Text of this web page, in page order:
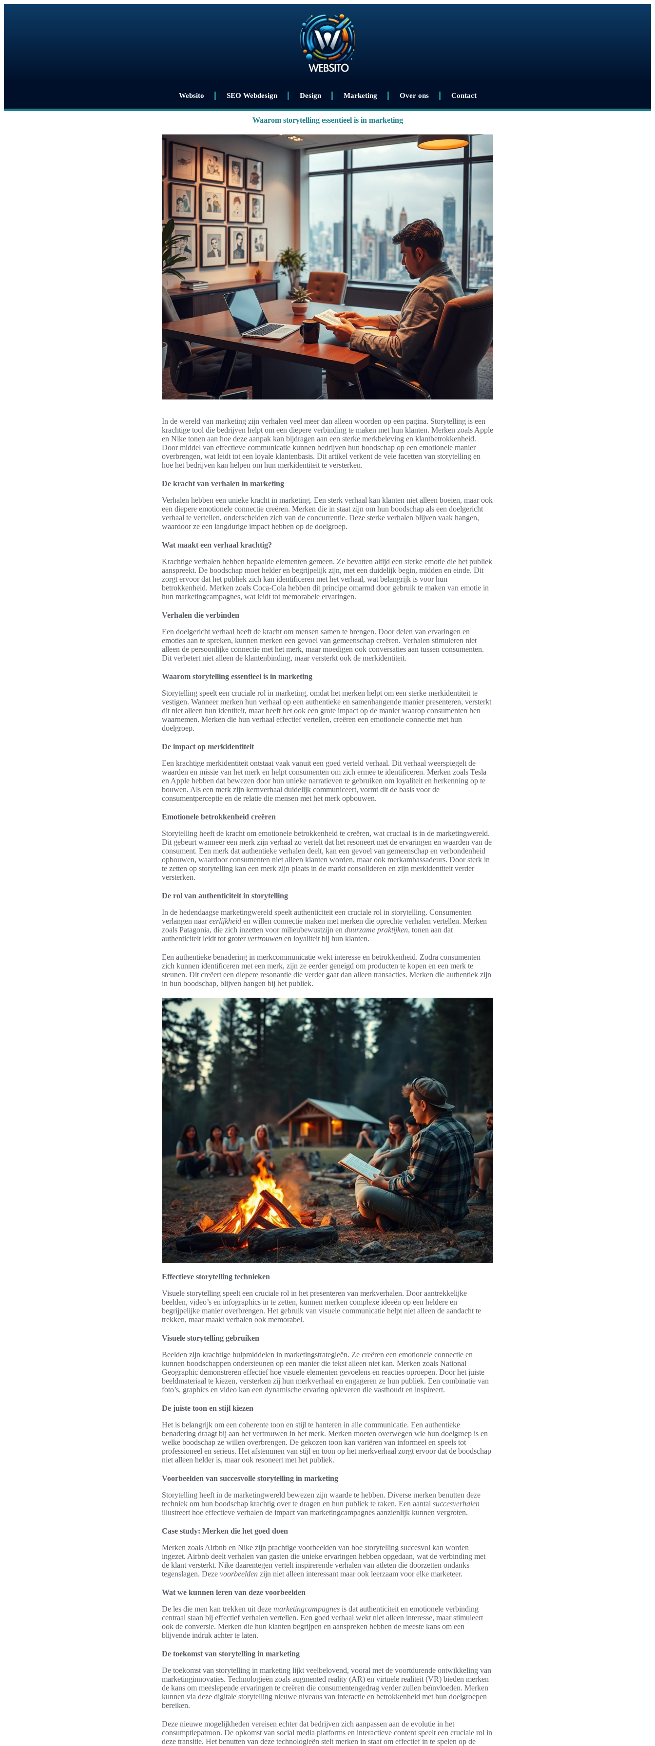
Websito SEO Webdesign Design Marketing Over ons Contact
Waarom storytelling essentieel is in marketing
In de wereld van marketing zijn verhalen veel meer dan alleen woorden op een pagina. Storytelling is een
krachtige tool die bedrijven helpt om een diepere verbinding te maken met hun klanten. Merken zoals Apple
en Nike tonen aan hoe deze aanpak kan bijdragen aan een sterke merkbeleving en klantbetrokkenheid.
Door middel van effectieve communicatie kunnen bedrijven hun boodschap op een emotionele manier
overbrengen, wat leidt tot een loyale klantenbasis. Dit artikel verkent de vele facetten van storytelling en
hoe het bedrijven kan helpen om hun merkidentiteit te versterken.
De kracht van verhalen in marketing
Verhalen hebben een unieke kracht in marketing. Een sterk verhaal kan klanten niet alleen boeien, maar ook
een diepere emotionele connectie creëren. Merken die in staat zijn om hun boodschap als een doelgericht
verhaal te vertellen, onderscheiden zich van de concurrentie. Deze sterke verhalen blijven vaak hangen,
waardoor ze een langdurige impact hebben op de doelgroep.
Wat maakt een verhaal krachtig?
Krachtige verhalen hebben bepaalde elementen gemeen. Ze bevatten altijd een sterke emotie die het publiek
aanspreekt. De boodschap moet helder en begrijpelijk zijn, met een duidelijk begin, midden en einde. Dit
zorgt ervoor dat het publiek zich kan identificeren met het verhaal, wat belangrijk is voor hun
betrokkenheid. Merken zoals Coca-Cola hebben dit principe omarmd door gebruik te maken van emotie in
hun marketingcampagnes, wat leidt tot memorabele ervaringen.
Verhalen die verbinden
Een doelgericht verhaal heeft de kracht om mensen samen te brengen. Door delen van ervaringen en
emoties aan te spreken, kunnen merken een gevoel van gemeenschap creëren. Verhalen stimuleren niet
alleen de persoonlijke connectie met het merk, maar moedigen ook conversaties aan tussen consumenten.
Dit verbetert niet alleen de klantenbinding, maar versterkt ook de merkidentiteit.
Waarom storytelling essentieel is in marketing
Storytelling speelt een cruciale rol in marketing, omdat het merken helpt om een sterke merkidentiteit te
vestigen. Wanneer merken hun verhaal op een authentieke en samenhangende manier presenteren, versterkt
dit niet alleen hun identiteit, maar heeft het ook een grote impact op de manier waarop consumenten hen
waarnemen. Merken die hun verhaal effectief vertellen, creëren een emotionele connectie met hun
doelgroep.
De impact op merkidentiteit
Een krachtige merkidentiteit ontstaat vaak vanuit een goed verteld verhaal. Dit verhaal weerspiegelt de
waarden en missie van het merk en helpt consumenten om zich ermee te identificeren. Merken zoals Tesla
en Apple hebben dat bewezen door hun unieke narratieven te gebruiken om loyaliteit en herkenning op te
bouwen. Als een merk zijn kernverhaal duidelijk communiceert, vormt dit de basis voor de
consumentperceptie en de relatie die mensen met het merk opbouwen.
Emotionele betrokkenheid creëren
Storytelling heeft de kracht om emotionele betrokkenheid te creëren, wat cruciaal is in de marketingwereld.
Dit gebeurt wanneer een merk zijn verhaal zo vertelt dat het resoneert met de ervaringen en waarden van de
consument. Een merk dat authentieke verhalen deelt, kan een gevoel van gemeenschap en verbondenheid
opbouwen, waardoor consumenten niet alleen klanten worden, maar ook merkambassadeurs. Door sterk in
te zetten op storytelling kan een merk zijn plaats in de markt consolideren en zijn merkidentiteit verder
versterken.
De rol van authenticiteit in storytelling
In de hedendaagse marketingwereld speelt authenticiteit een cruciale rol in storytelling. Consumenten
verlangen naareerlijkheid en willen connectie maken met merken die oprechte verhalen vertellen. Merken
zoals Patagonia, die zich inzetten voor milieubewustzijn en duurzame praktijken, tonen aan dat
authenticiteit leidt tot grotervertrouwen en loyaliteit bij hun klanten.
Een authentieke benadering in merkcommunicatie wekt interesse en betrokkenheid. Zodra consumenten
zich kunnen identificeren met een merk, zijn ze eerder geneigd om producten te kopen en een merk te
steunen. Dit creëert een diepere resonantie die verder gaat dan alleen transacties. Merken die authentiek zijn
in hun boodschap, blijven hangen bij het publiek.
Effectieve storytelling technieken
Visuele storytelling speelt een cruciale rol in het presenteren van merkverhalen. Door aantrekkelijke
beelden, video’s en infographics in te zetten, kunnen merken complexe ideeën op een heldere en
begrijpelijke manier overbrengen. Het gebruik van visuele communicatie helpt niet alleen de aandacht te
trekken, maar maakt verhalen ook memorabel.
Visuele storytelling gebruiken
Beelden zijn krachtige hulpmiddelen in marketingstrategieën. Ze creëren een emotionele connectie en
kunnen boodschappen ondersteunen op een manier die tekst alleen niet kan. Merken zoals National
Geographic demonstreren effectief hoe visuele elementen gevoelens en reacties oproepen. Door het juiste
beeldmateriaal te kiezen, versterken zij hun merkverhaal en engageren ze hun publiek. Een combinatie van
foto’s, graphics en video kan een dynamische ervaring opleveren die vasthoudt en inspireert.
De juiste toon en stijl kiezen
Het is belangrijk om een coherente toon en stijl te hanteren in alle communicatie. Een authentieke
benadering draagt bij aan het vertrouwen in het merk. Merken moeten overwegen wie hun doelgroep is en
welke boodschap ze willen overbrengen. De gekozen toon kan variëren van informeel en speels tot
professioneel en serieus. Het afstemmen van stijl en toon op het merkverhaal zorgt ervoor dat de boodschap
niet alleen helder is, maar ook resoneert met het publiek.
Voorbeelden van succesvolle storytelling in marketing
Storytelling heeft in de marketingwereld bewezen zijn waarde te hebben. Diverse merken benutten deze
techniek om hun boodschap krachtig over te dragen en hun publiek te raken. Een aantal succesverhalen
illustreert hoe effectieve verhalen de impact van marketingcampagnes aanzienlijk kunnen vergroten.
Case study: Merken die het goed doen
Merken zoals Airbnb en Nike zijn prachtige voorbeelden van hoe storytelling succesvol kan worden
ingezet. Airbnb deelt verhalen van gasten die unieke ervaringen hebben opgedaan, wat de verbinding met
de klant versterkt. Nike daarentegen vertelt inspirerende verhalen van atleten die doorzetten ondanks
tegenslagen. Deze voorbeelden zijn niet alleen interessant maar ook leerzaam voor elke marketeer.
Wat we kunnen leren van deze voorbeelden
De les die men kan trekken uit deze marketingcampagnes is dat authenticiteit en emotionele verbinding
centraal staan bij effectief verhalen vertellen. Een goed verhaal wekt niet alleen interesse, maar stimuleert
ook de conversie. Merken die hun klanten begrijpen en aanspreken hebben de meeste kans om een
blijvende indruk achter te laten.
De toekomst van storytelling in marketing
De toekomst van storytelling in marketing lijkt veelbelovend, vooral met de voortdurende ontwikkeling van
marketinginnovaties. Technologieën zoals augmented reality (AR) en virtuele realiteit (VR) bieden merken
de kans om meeslepende ervaringen te creëren die consumentengedrag verder zullen beïnvloeden. Merken
kunnen via deze digitale storytelling nieuwe niveaus van interactie en betrokkenheid met hun doelgroepen
bereiken.
Deze nieuwe mogelijkheden vereisen echter dat bedrijven zich aanpassen aan de evolutie in het
consumptiepatroon. De opkomst van social media platforms en interactieve content speelt een cruciale rol in
deze transitie. Het benutten van deze technologieën stelt merken in staat om effectief in te spelen op de